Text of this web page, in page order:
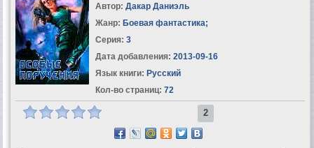
Автор: Дакар Даниэль
Жанр: Боевая фантастика;
Серия: 3
Дата добавления: 2013-09-16
Язык книги: Русский
Кол-во страниц: 72
2